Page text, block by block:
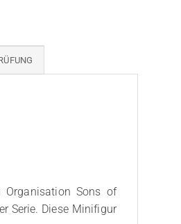
Organisation Sons of
Serie. Diese Minifigur